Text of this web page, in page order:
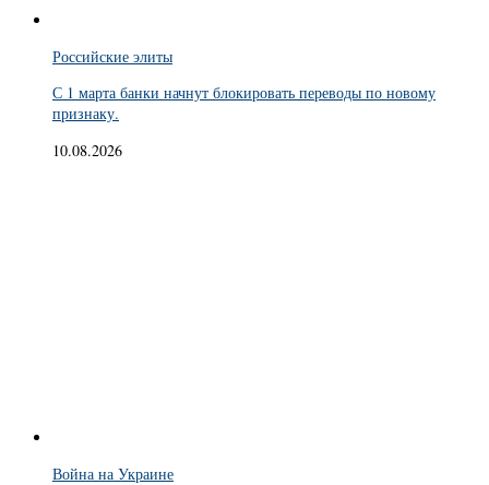
Российские элиты
С 1 марта банки начнут блокировать переводы по новому
признаку.
10.08.2026
Война на Украине